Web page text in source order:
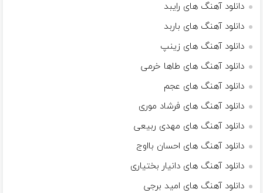
دانلود آهنگ های رایبد
دانلود آهنگ های باربد
دانلود آهنگ های زینپ
دانلود آهنگ های طاها خرمی
دانلود آهنگ های عجم
دانلود آهنگ های فرشاد موری
دانلود آهنگ های مهدی ربیعی
دانلود آهنگ های احسان بااوج
دانلود آهنگ های دانیار بختیاری
دانلود آهنگ های امید برجی